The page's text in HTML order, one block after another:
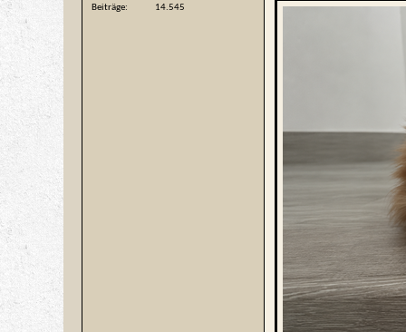
Beiträge
14.545